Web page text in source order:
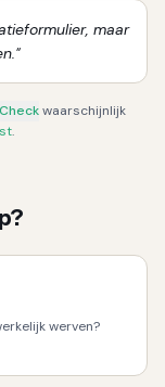
maar
"
waarschijnlijk
.
werven?